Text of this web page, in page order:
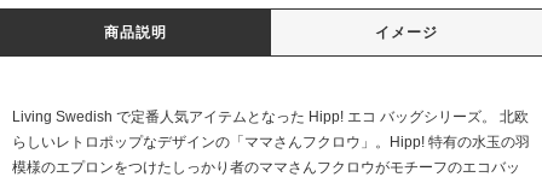
商品説明 イメージ
Living Swedish で定番人気アイテムとなった Hipp! エコ バッグシリーズ。 北欧
らしいレトロポップなデザインの「ママさんフクロウ」。Hipp! 特有の水玉の羽
模様のエプロンをつけたしっかり者のママさんフクロウがモチーフのエコバッ